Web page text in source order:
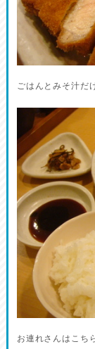
ごはんとみそ汁だ
お連れさんはこち